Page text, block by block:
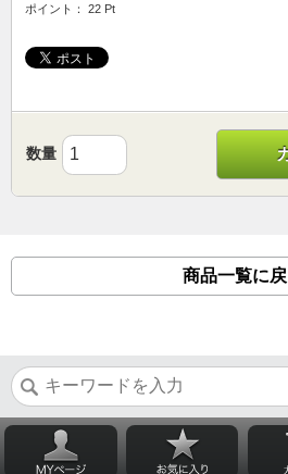
ポイント： 22 Pt
数量
商品一覧に